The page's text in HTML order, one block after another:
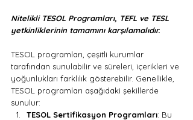
Nitelikli TESOL Programları, TEFL ve TESL
yetkinliklerinin tamamını karşılamalıdır.
TESOL programları, çeşitli kurumlar
tarafından sunulabilir ve süreleri, içerikleri ve
yoğunlukları farklılık gösterebilir. Genellikle,
TESOL programları aşağıdaki şekillerde
sunulur:
TESOL Sertifikasyon Programları: Bu